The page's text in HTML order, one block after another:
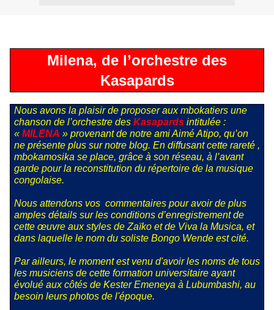
Milena, de l’orchestre des
Kasapards
Nous avons la plaisir de proposer aux mbokatiers une
chanson de l’orchestre des Kasapardsintitulée :
« MILENA » provenant de notre ami Aimé Atipo, qu’on
ne présente plus sur notre blog. En diffusant cette rareté ,
mbokamosika se place, grâce à son réseau, à l’avant
garde pour la reconstitution du répertoire de la musique
congolaise.
Nous attendons vos commentaires pour avoir de plus
amples détails sur les conditions d’enregistrement de
cette œuvre aux styles de Zaïko et de Viva la Musica, et
dans laquelle le nom du soliste Bongo Wende est cité.
Par ailleurs, le moment est venu d'avoir les noms de tous
les musiciens de cette formation universitaire ayant
évolué aux côtés de Kester Emeneya à Lubumbashi, au
besoin leurs photos de l'époque.